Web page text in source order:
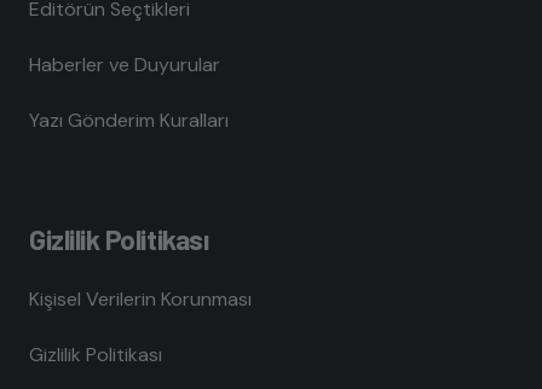
Editörün Seçtikleri
Haberler ve Duyurular
Yazı Gönderim Kuralları
Gizlilik Politikası
Kişisel Verilerin Korunması
Gizlilik Politikası